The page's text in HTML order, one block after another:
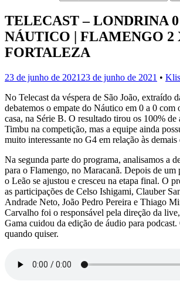
TELECAST – LONDRINA
NÁUTICO | FLAMENGO 2
FORTALEZA
23 de junho de 2021 23 de junho de 2021 •
No Telecast da véspera de São João, extraído
debatemos o empate do Náutico em 0 a 0
casa, na Série B. O resultado tirou os 100% de
Timbu na competição, mas a equipe ainda
muito interessante no G4 em relação às demais
Na segunda parte do programa, analisamos a
para o Flamengo, no Maracanã. Depois de
o Leão se ajustou e cresceu na etapa final. O
as participações de Celso Ishigami, Clauber
Andrade Neto, João Pedro Pereira e Thiago
Carvalho foi o responsável pela direção da
Gama cuidou da edição de áudio para podcast.
quando quiser.